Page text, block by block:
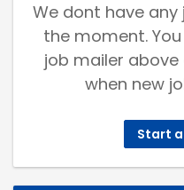
We dont have
the moment.
job mailer above
when new
Start